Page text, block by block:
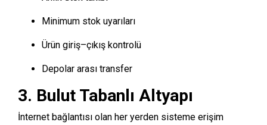
Minimum stok uyarıları
Ürün giriş–çıkış kontrolü
Depolar arası transfer
3. Bulut Tabanlı Altyapı
İnternet bağlantısı olan her yerden sisteme erişim